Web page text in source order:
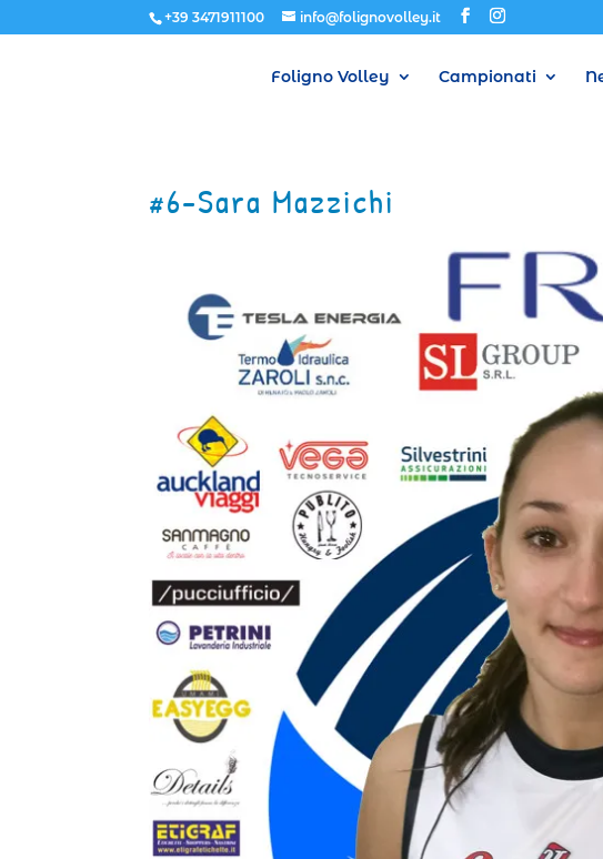
+39 3471911100 info@folignovolley.it
Foligno Volley Campionati
#6-Sara Mazzichi